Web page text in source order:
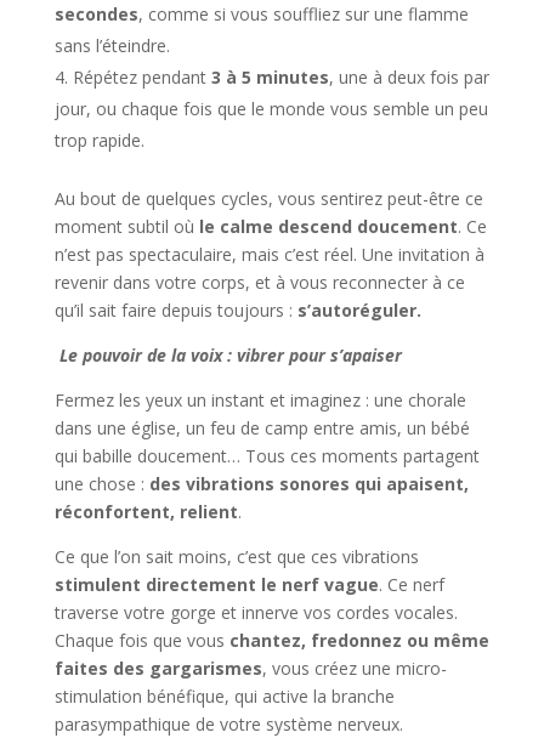
secondes, comme si vous souffliez sur une flamme
sans l’éteindre.
Répétez pendant 3 à 5 minutes, une à deux fois par
jour, ou chaque fois que le monde vous semble un peu
trop rapide.
Au bout de quelques cycles, vous sentirez peut-être ce
moment subtil où le calme descend doucement. Ce
n’est pas spectaculaire, mais c’est réel. Une invitation à
revenir dans votre corps, et à vous reconnecter à ce
qu’il sait faire depuis toujours : s’autoréguler.
Le pouvoir de la voix : vibrer pour s’apaiser
Fermez les yeux un instant et imaginez : une chorale
dans une église, un feu de camp entre amis, un bébé
qui babille doucement… Tous ces moments partagent
une chose : des vibrations sonores qui apaisent,
réconfortent, relient.
Ce que l’on sait moins, c’est que ces vibrations
stimulent directement le nerf vague. Ce nerf
traverse votre gorge et innerve vos cordes vocales.
Chaque fois que vous chantez, fredonnez ou même
faites des gargarismes, vous créez une micro-
stimulation bénéfique, qui active la branche
parasympathique de votre système nerveux.